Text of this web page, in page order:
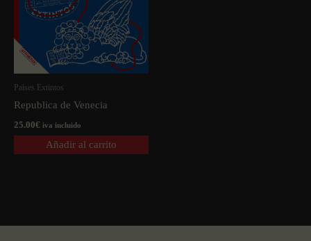
Países Extintos
Republica de Venecia
25.00€ iva incluido
Añadir al carrito